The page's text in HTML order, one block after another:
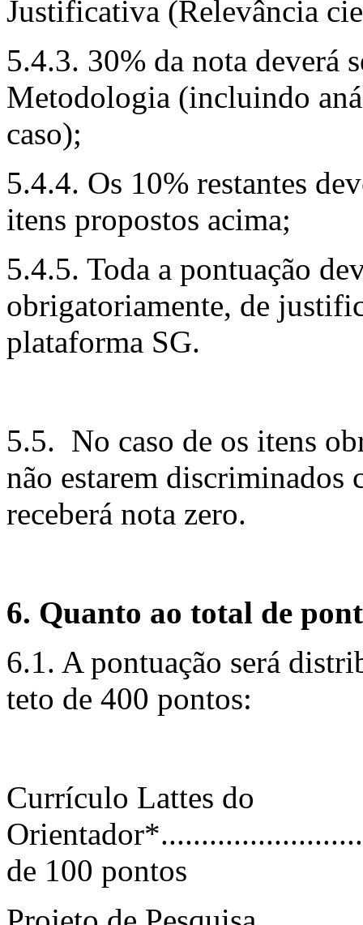
Justificativa (Relevância
5.4.3. 30% da nota deverá
Metodologia (incluindo
caso);
5.4.4. Os 10% restantes
itens propostos acima;
5.4.5. Toda a pontuação
obrigatoriamente, de
plataforma SG.
5.5. No caso de os itens
não estarem discriminados
receberá nota zero.
6. Quanto ao total de
6.1. A pontuação será
teto de 400 pontos:
Currículo Lattes do
de 100 pontos